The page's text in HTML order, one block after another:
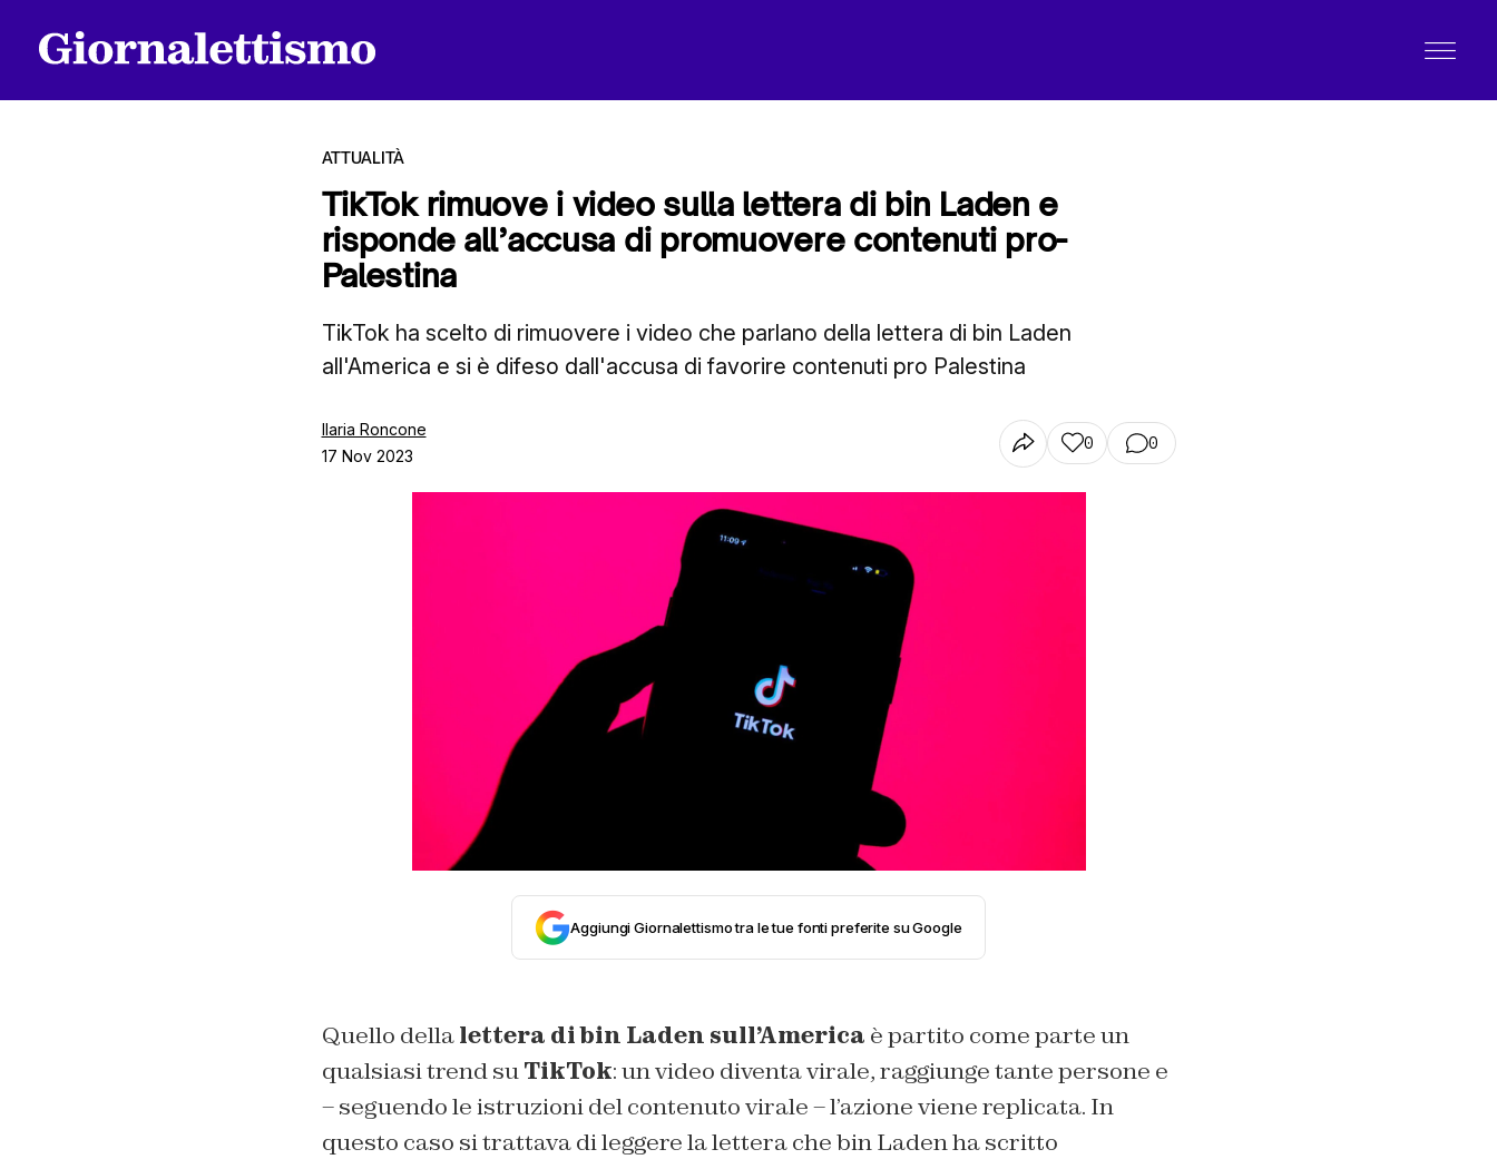
ATTUALITÀ
TikTok rimuove i video sulla lettera di bin Laden e
risponde all’accusa di promuovere contenuti pro-
Palestina
TikTok ha scelto di rimuovere i video che parlano della lettera di bin Laden
all'America e si è difeso dall'accusa di favorire contenuti pro Palestina
Ilaria Roncone
17 Nov 2023
0 0
Aggiungi Giornalettismo tra le tue fonti preferite su Google
Quello dellalettera di bin Laden sull’America è partito come parte un
qualsiasi trend suTikTok: un video diventa virale, raggiunge tante persone e
– seguendo le istruzioni del contenuto virale – l’azione viene replicata. In
questo caso si trattava di leggere la lettera che bin Laden ha scritto